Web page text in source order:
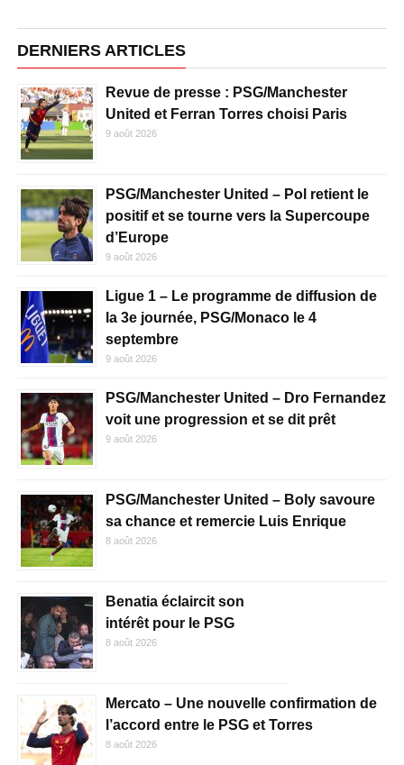
DERNIERS ARTICLES
Revue de presse : PSG/Manchester
United et Ferran Torres choisi Paris
9 août 2026
PSG/Manchester United – Pol retient le
positif et se tourne vers la Supercoupe
d’Europe
9 août 2026
Ligue 1 – Le programme de diffusion de
la 3e journée, PSG/Monaco le 4
septembre
9 août 2026
PSG/Manchester United – Dro Fernandez
voit une progression et se dit prêt
9 août 2026
PSG/Manchester United – Boly savoure
sa chance et remercie Luis Enrique
8 août 2026
Benatia éclaircit son
intérêt pour le PSG
8 août 2026
Mercato – Une nouvelle confirmation de
l’accord entre le PSG et Torres
8 août 2026